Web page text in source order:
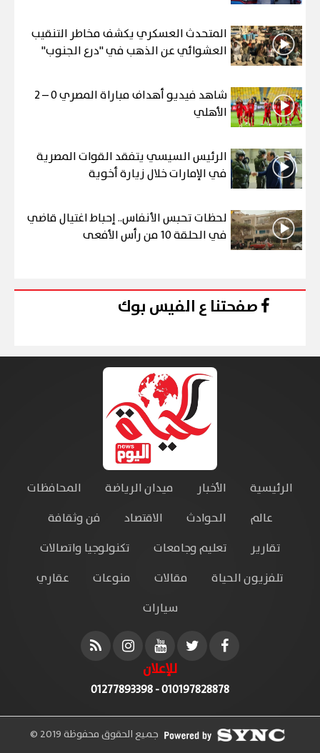
المتحدث العسكري يكشف مخاطر التنقيب
العشوائي عن الذهب في "درع الجنوب"
شاهد فيديو أهداف مباراة المصري 0 – 2
الأهلي
الرئيس السيسي يتفقد القوات المصرية
في الإمارات خلال زيارة أخوية
لحظات تحبس الأنفاس.. إحباط اغتيال قاضي
في الحلقة 10 من رأس الأفعى
صفحتنا ع الفيس بوك
الرئيسية الأخبار ميدان الرياضة
المحافظات
عالم
الحوادث الاقتصاد
فن وثقافة
تقارير
تعليم وجامعات
تكنولوجيا واتصالات
تلفزيون الحياة
مقالات منوعات
عقاري
سيارات
للإعلان
010197828878 - 01277893398
جميع الحقوق محفوظة 2019 ©